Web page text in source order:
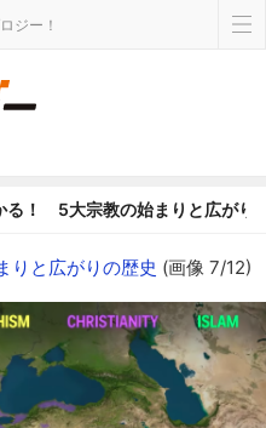
ジー！
る！ 5大宗教の始まりと広がり
と広がりの歴史 (画像 7/12)